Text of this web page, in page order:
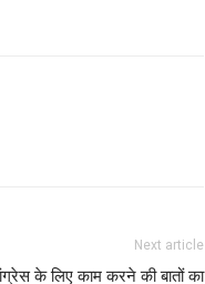
Next article
के लिए काम करने की बातों का